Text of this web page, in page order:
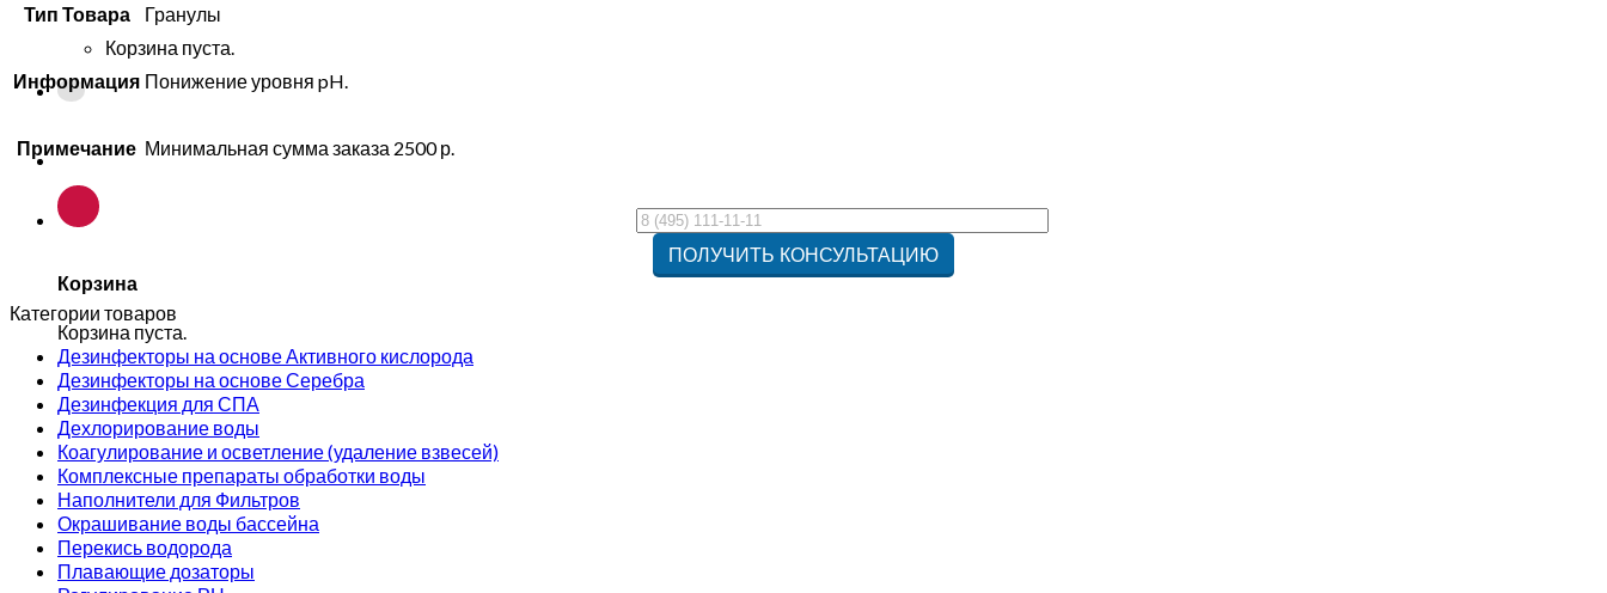
Корзина пуста.
Корзина
Корзина пуста.
Тип Товара Гранулы
Информация Понижение уровня pH.
Примечание Минимальная сумма заказа 2500 р.
Категории товаров
Дезинфекторы на основе Активного кислорода
Дезинфекторы на основе Серебра
Дезинфекция для СПА
Дехлорирование воды
Коагулирование и осветление (удаление взвесей)
Комплексные препараты обработки воды
Наполнители для Фильтров
Окрашивание воды бассейна
Перекись водорода
Плавающие дозаторы